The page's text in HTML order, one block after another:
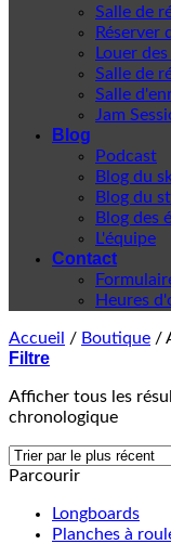
Salle de
Réserver
Louer
Salle de
Salle
Jam
Blog
Podcast
Blog du
Blog du
Blog des
L'équipe
Contact
Heures
Accueil / Boutique /
Filtre
Afficher tous les
chronologique
Parcourir
Longboards
Planches à